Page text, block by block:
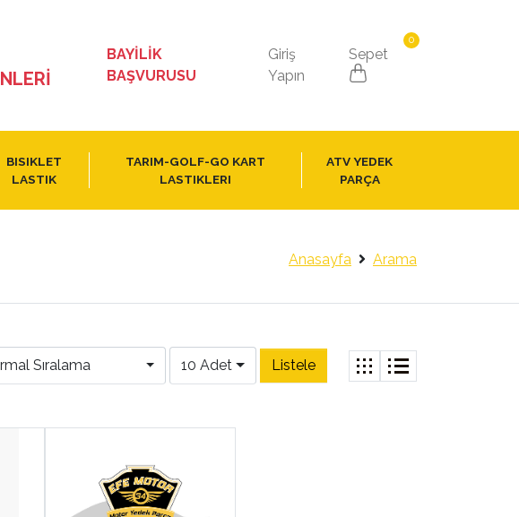
BAYİLİK
BAŞVURUSU
Giriş
Yapın
Sepet
0
BISIKLET
LASTIK
TARIM-GOLF-GO KART
LASTIKLERI
ATV YEDEK
PARÇA
Anasayfa Arama
Sıralama 10 Adet